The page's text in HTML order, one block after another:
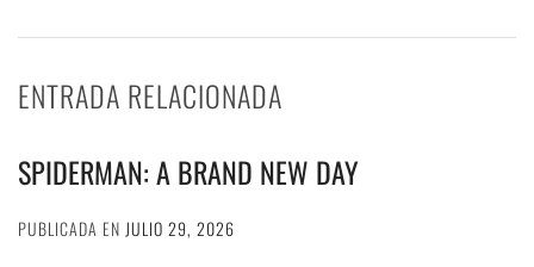
ENTRADA RELACIONADA
SPIDERMAN: A BRAND NEW DAY
PUBLICADA EN JULIO 29, 2026